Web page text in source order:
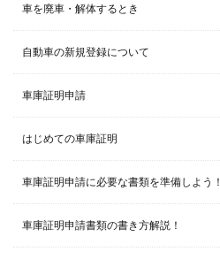
車を廃車・解体するとき
自動車の新規登録について
車庫証明申請
はじめての車庫証明
車庫証明申請に必要な書類を準備しよう！
車庫証明申請書類の書き方解説！